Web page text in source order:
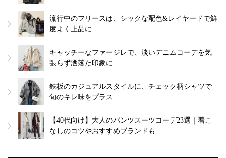
流行中のフリースは、シックな配色&レイヤードで鮮
度よく上品に
キャッチーなファージレで、淡いデニムコーデを気
張らず洒落た印象に
鉄板のカジュアルスタイルに、チェック柄シャツで
旬のキレ味をプラス
【40代向け】大人のパンツスーツコーデ23選｜着こ
なしのコツやおすすめブランドも